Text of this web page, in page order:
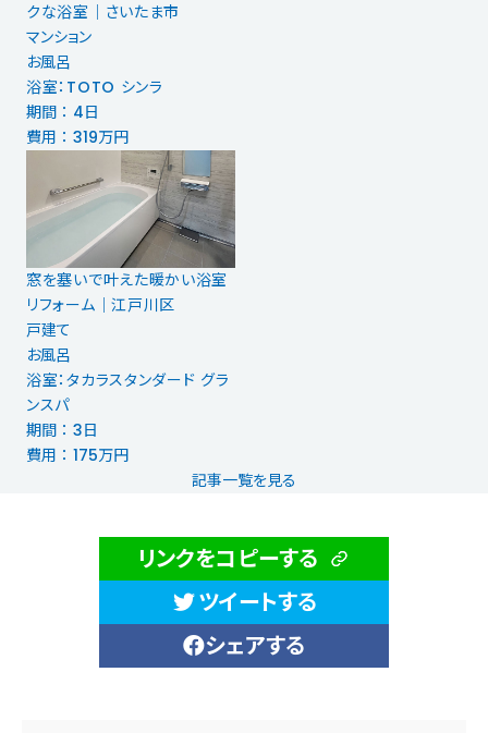
クな浴室｜さいたま市
マンション
お風呂
浴室：TOTO シンラ
期間 ： 4日
費用 ： 319万円
窓を塞いで叶えた暖かい浴室
リフォーム｜江戸川区
戸建て
お風呂
浴室：タカラスタンダード グラ
ンスパ
期間 ： 3日
費用 ： 175万円
記事一覧を見る
リンクをコピーする
ツイートする
シェアする